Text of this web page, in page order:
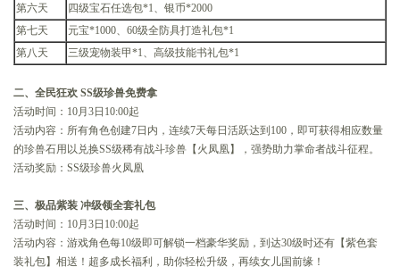
第六天
四级宝石任选包*1、银币*2000
第七天
元宝*1000、60级全防具打造礼包*1
第八天
三级宠物装甲*1、高级技能书礼包*1
二、全民狂欢 SS级珍兽免费拿
活动时间：10月3日10:00起
活动内容：所有角色创建7日内，连续7天每日活跃达到100，即可获得相应数量
的珍兽石用以兑换SS级稀有战斗珍兽【火凤凰】，强势助力掌命者战斗征程。
活动奖励：SS级珍兽火凤凰
三、极品紫装 冲级领全套礼包
活动时间：10月3日10:00起
活动内容：游戏角色每10级即可解锁一档豪华奖励，到达30级时还有【紫色套
装礼包】相送！超多成长福利，助你轻松升级，再续女儿国前缘！